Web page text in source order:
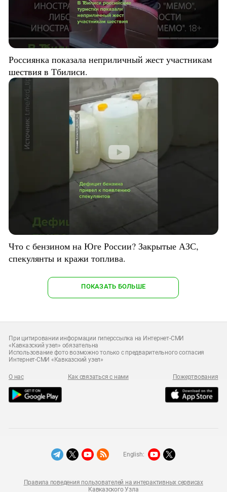
Россиянка показала неприличный жест участникам
шествия в Тбилиси.
Что с бензином на Юге России? Закрытые АЗС,
спекулянты и кражи топлива.
ПОКАЗАТЬ БОЛЬШЕ
При цитировании информации гиперссылка на Интернет-СМИ
«Кавказский узел» обязательна
Использование фото возможно только с предварительного согласия
Интернет-СМИ «Кавказский узел»
О нас Как связаться с нами Пожертвования
Правила поведения пользователей на интерактивных сервисах
Кавказского Узла
English: